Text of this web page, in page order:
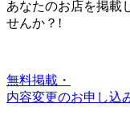
あなたのお店を掲載
せんか？!
無料掲載・
内容変更のお申し込